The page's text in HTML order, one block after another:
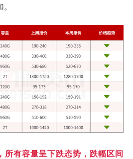
所有容量呈下跌态势，跌幅区间